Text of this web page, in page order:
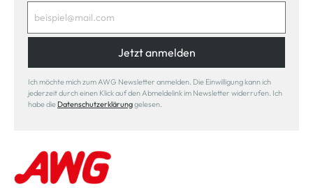
Jetzt anmelden
Ich möchte mich zum AWG Newsletter anmelden. Die Einwilligung kann ich
jederzeit durch einen Klick auf den Abmeldelink im Newsletter widerrufen. Ich
habe die Datenschutzerklärunggelesen.